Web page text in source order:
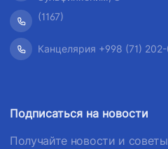
(1167)
Канцелярия +998 (71)
Подписаться на новости
Получайте новости и